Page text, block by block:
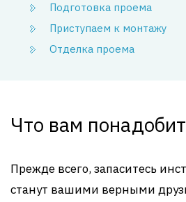
Подготовка проема
Приступаем к монтажу
Отделка проема
Что вам
Прежде всего, запаситесь
станут вашими верными